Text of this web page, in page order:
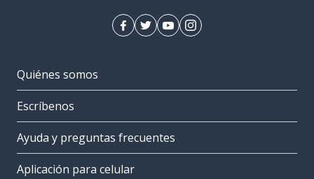
Quiénes somos
Escríbenos
Ayuda y preguntas frecuentes
Aplicación para celular